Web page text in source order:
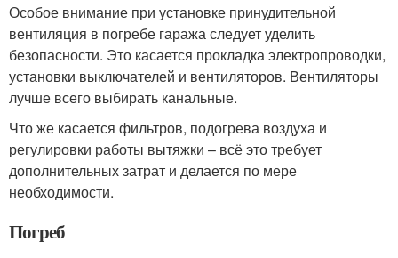
Особое внимание при установке принудительной
вентиляция в погребе гаража следует уделить
безопасности. Это касается прокладка электропроводки,
установки выключателей и вентиляторов. Вентиляторы
лучше всего выбирать канальные.
Что же касается фильтров, подогрева воздуха и
регулировки работы вытяжки – всё это требует
дополнительных затрат и делается по мере
необходимости.
Погреб